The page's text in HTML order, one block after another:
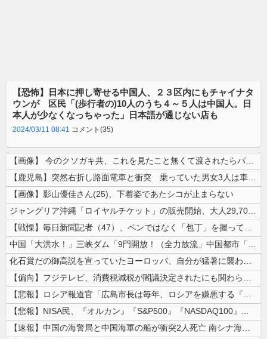
【恐怖】日本に押し寄せる中国人、２３区内にもチャイナタ
ウンが 区民「(歩行者の)10人のうち４～５人は中国人。日
本人が少なくなっちゃった」日本語が通じない店も
2024/03/11 08:41 コメント(35)
【画像】 今のクソガキ共、これを見たこと無くて渡されたらパニクるらしい...
【鹿児島】突然右折し路面電車と衝突 乗っていた男女3人は車を放置しダッ...
【画像】影山優佳さん(25)、下着姿であたシコが止まらない
ジャングリア沖縄「ロイヤルチケット」の販売開始、大人29,700円にｗ...
【戦慄】毎日新聞記者（47）、ペンではなく「包丁」を握ってしまった結果...
中国「大洪水！」三峡ダム「9門開放！（全力放流」中国都市「三峡沿線の道...
化石賞だの御高説を宣っていたヨーロッパ、自分が猛暑に襲われると為すすべ...
【偏向】フジテレビ、消費税減税が閣議決定されたにも関わらず、消費税減税...
【悲報】ロシア報道官「広島市長は毎年、ロシアを嫌悪する『偽りの呪文』を...
【悲報】NISA民、『オルカン』『S&P500』『NASDAQ100』...
【速報】中国の海警局と中国海軍の船が衝突2人死亡 南シナ海でフィリピン...